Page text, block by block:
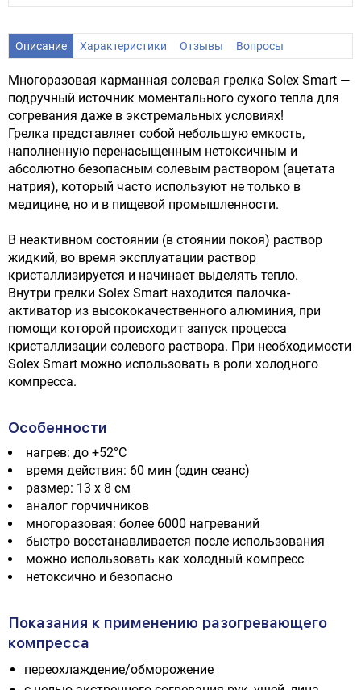
Описание Характеристики Отзывы Вопросы
Многоразовая карманная солевая грелка Solex Smart —
подручный источник моментального сухого тепла для
согревания даже в экстремальных условиях!
Грелка представляет собой небольшую емкость,
наполненную перенасыщенным нетоксичным и
абсолютно безопасным солевым раствором (ацетата
натрия), который часто используют не только в
медицине, но и в пищевой промышленности.
В неактивном состоянии (в стоянии покоя) раствор
жидкий, во время эксплуатации раствор
кристаллизируется и начинает выделять тепло.
Внутри грелки Solex Smart находится палочка-
активатор из высококачественного алюминия, при
помощи которой происходит запуск процесса
кристаллизации солевого раствора. При необходимости
Solex Smart можно использовать в роли холодного
компресса.
Особенности
нагрев: до +52°C
время действия: 60 мин (один сеанс)
размер: 13 х 8 см
аналог горчичников
многоразовая: более 6000 нагреваний
быстро восстанавливается после использования
можно использовать как холодный компресс
нетоксично и безопасно
Показания к применению разогревающего
компресса
переохлаждение/обморожение